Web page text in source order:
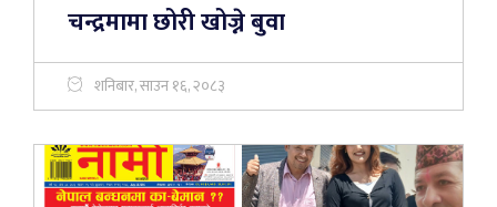
चन्द्रमामा छोरी खोज्ने बुवा
शनिबार, साउन १६, २०८३